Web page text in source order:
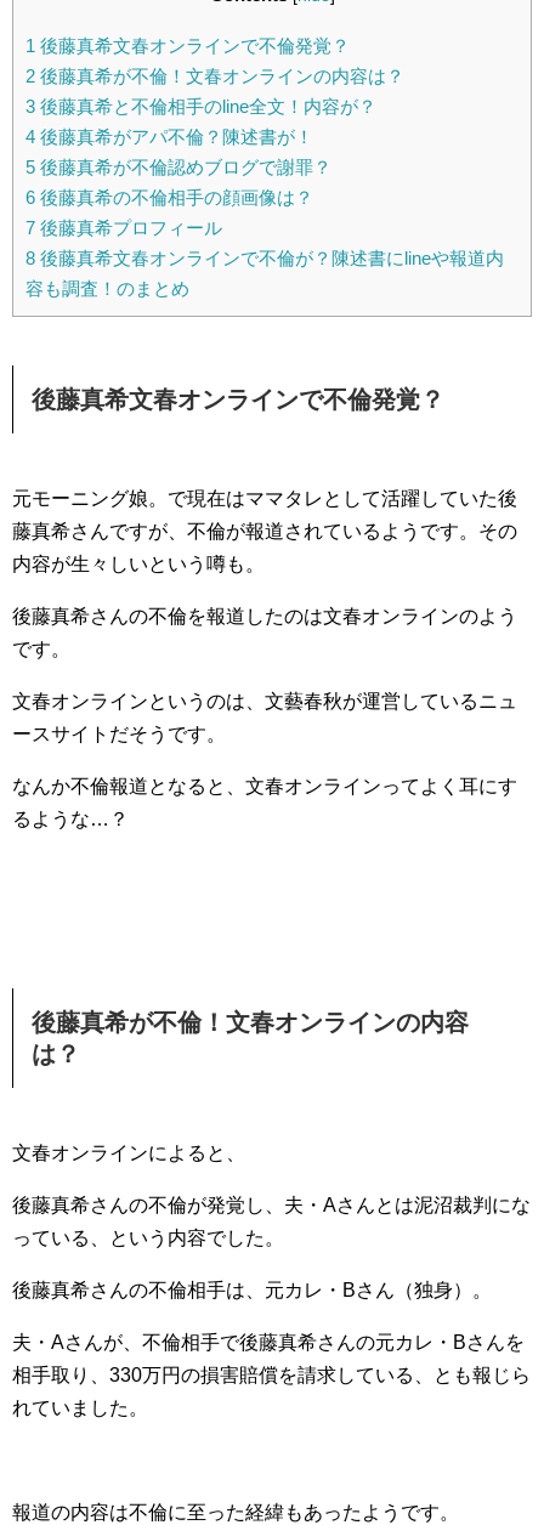
1 後藤真希文春オンラインで不倫発覚？
2 後藤真希が不倫！文春オンラインの内容は？
3 後藤真希と不倫相手のline全文！内容が？
4 後藤真希がアパ不倫？陳述書が！
5 後藤真希が不倫認めブログで謝罪？
6 後藤真希の不倫相手の顔画像は？
7 後藤真希プロフィール
8 後藤真希文春オンラインで不倫が？陳述書にlineや報道内
容も調査！のまとめ
後藤真希文春オンラインで不倫発覚？
元モーニング娘。で現在はママタレとして活躍していた後
藤真希さんですが、不倫が報道されているようです。その
内容が生々しいという噂も。
後藤真希さんの不倫を報道したのは文春オンラインのよう
です。
文春オンラインというのは、文藝春秋が運営しているニュ
ースサイトだそうです。
なんか不倫報道となると、文春オンラインってよく耳にす
るような…？
後藤真希が不倫！文春オンラインの内容
は？
文春オンラインによると、
後藤真希さんの不倫が発覚し、夫・Aさんとは泥沼裁判にな
っている、という内容でした。
後藤真希さんの不倫相手は、元カレ・Bさん（独身）。
夫・Aさんが、不倫相手で後藤真希さんの元カレ・Bさんを
相手取り、330万円の損害賠償を請求している、とも報じら
れていました。
報道の内容は不倫に至った経緯もあったようです。